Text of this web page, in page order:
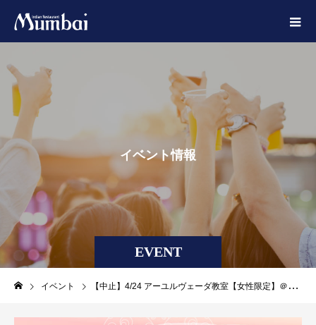
EVENT
イベント情報
イベント 【中止】4/24 アーユルヴェーダ教室【女性限定】＠四谷店